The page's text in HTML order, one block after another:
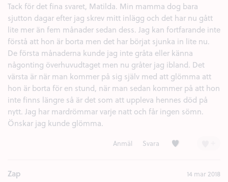
Tack för det fina svaret, Matilda. Min mamma dog bara
sjutton dagar efter jag skrev mitt inlägg och det har nu gått
lite mer än fem månader sedan dess. Jag kan fortfarande inte
förstå att hon är borta men det har börjat sjunka in lite nu.
De första månaderna kunde jag inte gråta eller känna
någonting överhuvudtaget men nu gråter jag ibland. Det
värsta är när man kommer på sig själv med att glömma att
hon är borta för en stund, när man sedan kommer på att hon
inte finns längre så är det som att uppleva hennes död på
nytt. Jag har mardrömmar varje natt och får ingen sömn.
Önskar jag kunde glömma.
Anmäl Svara Kärlek (2)
Zap 14 mar 2018